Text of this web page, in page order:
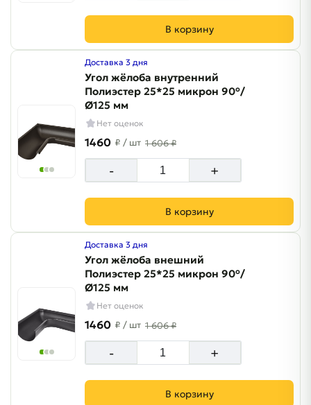
В корзину
Доставка 3 дня
Угол жёлоба внутренний
Полиэстер 25*25 микрон 90°/
Ø125 мм
Нет оценок
1460 ₽ / шт 1 606 ₽
- +
В корзину
Доставка 3 дня
Угол жёлоба внешний
Полиэстер 25*25 микрон 90°/
Ø125 мм
Нет оценок
1460 ₽ / шт 1 606 ₽
- +
В корзину